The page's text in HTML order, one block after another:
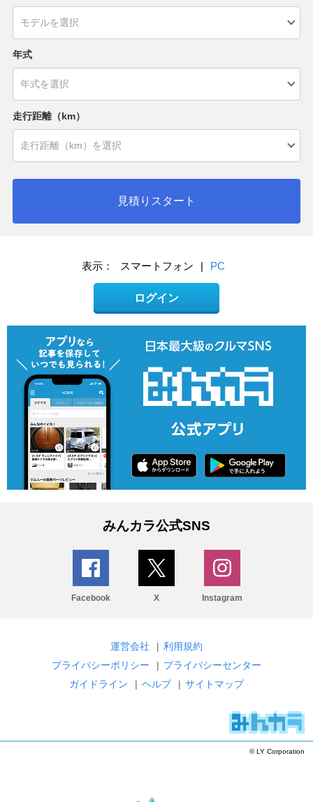
年式
走行距離（km）
見積りスタート
表示： スマートフォン | PC
ログイン
みんカラ公式SNS
Facebook X Instagram
運営会社 | 利用規約
プライバシーポリシー
| プライバシーセンター
ガイドライン
| ヘルプ | サイトマップ
© LY Corporation